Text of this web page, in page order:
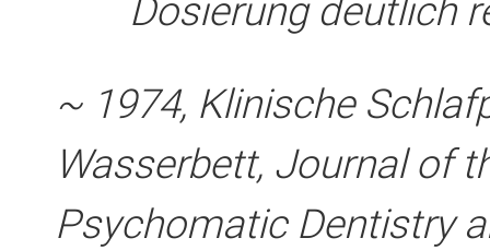
Dosierung deutlich
~ 1974, Klinische
Wasserbett, Journal of
Psychomatic Dentistry